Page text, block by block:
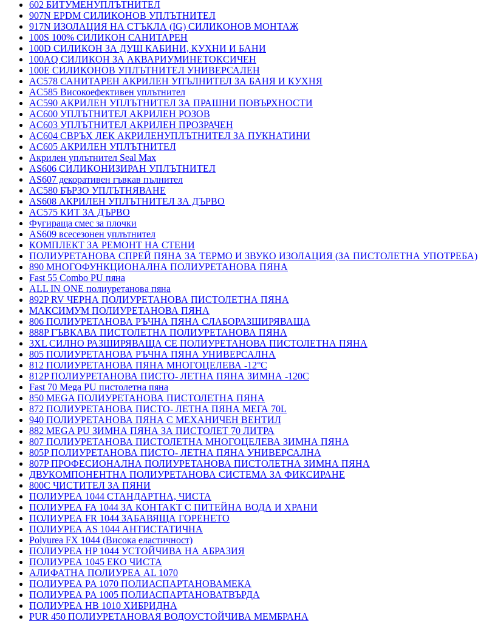
602 БИТУМЕНУПЛЪТНИТЕЛ
907N EPDM СИЛИКОНОВ УПЛЪТНИТЕЛ
917N ИЗОЛАЦИЯ НА СТЪКЛА (IG) СИЛИКОНОВ МОНТАЖ
100S 100% СИЛИКОН САНИТАРЕН
100D СИЛИКОН ЗА ДУШ КАБИНИ, КУХНИ И БАНИ
100AQ СИЛИКОН ЗА АКВАРИУМИНЕТОКСИЧЕН
100E СИЛИКОНОВ УПЛЪТНИТЕЛ УНИВЕРСАЛЕН
AC578 САНИТАРЕН АКРИЛЕН УПЪЛНИТЕЛ ЗА БАНЯ И КУХНЯ
AC585 Високоефективен уплътнител
AC590 АКРИЛЕН УПЛЪТНИТЕЛ ЗА ПРАШНИ ПОВЪРХНОСТИ
AC600 УПЛЪТНИТЕЛ АКРИЛЕН РОЗОВ
AC603 УПЛЪТНИТЕЛ АКРИЛЕН ПРОЗРАЧЕН
AC604 СВРЪХ ЛЕК АКРИЛЕНУПЛЪТНИТЕЛ ЗА ПУКНАТИНИ
AC605 АКРИЛЕН УПЛЪТНИТЕЛ
Акрилен уплътнител Seal Max
AS606 СИЛИКОНИЗИРАН УПЛЪТНИТЕЛ
AS607 декоративен гъвкав пълнител
AC580 БЪРЗО УПЛЪТНЯВАНЕ
AS608 АКРИЛЕН УПЛЪТНИТЕЛ ЗА ДЪРВО
AC575 КИТ ЗА ДЪРВО
Фугираща смес за плочки
AS609 всесезонен уплътнител
КОМПЛЕКТ ЗА РЕМОНТ НА СТЕНИ
ПОЛИУРЕТАНОВА СПРЕЙ ПЯНА ЗА ТЕРМО И ЗВУКО ИЗОЛАЦИЯ (ЗА ПИСТОЛЕТНА УПОТРЕБА)
890 МНОГОФУНКЦИОНАЛНА ПОЛИУРЕТАНОВА ПЯНА
Fast 55 Combo PU пяна
ALL IN ONE полиуретанова пяна
892P RV ЧЕРНА ПОЛИУРЕТАНОВА ПИСТОЛЕТНА ПЯНА
МАКСИМУМ ПОЛИУРЕТАНОВА ПЯНА
806 ПОЛИУРЕТАНОВА РЪЧНА ПЯНА СЛАБОРАЗШИРЯВАЩА
888P ГЪВКАВА ПИСТОЛЕТНА ПОЛИУРЕТАНОВА ПЯНА
3XL СИЛНО РАЗШИРЯВАЩА СЕ ПОЛИУРЕТАНОВА ПИСТОЛЕТНА ПЯНА
805 ПОЛИУРЕТАНОВА РЪЧНА ПЯНА УНИВЕРСАЛНА
812 ПОЛИУРЕТАНОВА ПЯНА МНОГОЦЕЛЕВА -12°C
812P ПОЛИУРЕТАНОВА ПИСТО- ЛЕТНА ПЯНА ЗИМНА -120С
Fast 70 Mega PU пистолетна пяна
850 MEGA ПОЛИУРЕТАНОВА ПИСТОЛЕТНА ПЯНА
872 ПОЛИУРЕТАНОВА ПИСТО- ЛЕТНА ПЯНА МЕГА 70L
940 ПОЛИУРЕТАНОВА ПЯНА С МЕХАНИЧЕН ВЕНТИЛ
882 MEGA PU ЗИМНА ПЯНА ЗА ПИСТОЛЕТ 70 ЛИТРА
807 ПОЛИУРЕТАНОВА ПИСТОЛЕТНА МНОГОЦЕЛЕВА ЗИМНА ПЯНА
805P ПОЛИУРЕТАНОВА ПИСТО- ЛЕТНА ПЯНА УНИВЕРСАЛНА
807P ПРОФЕСИОНАЛНА ПОЛИУРЕТАНОВА ПИСТОЛЕТНА ЗИМНА ПЯНА
ДВУКОМПОНЕНТНА ПОЛИУРЕТАНОВА СИСТЕМА ЗА ФИКСИРАНЕ
800C ЧИСТИТЕЛ ЗА ПЯНИ
ПОЛИУРЕА 1044 СТАНДАРТНА, ЧИСТА
ПОЛИУРЕА FA 1044 ЗА КОНТАКТ С ПИТЕЙНА ВОДА И ХРАНИ
ПОЛИУРЕА FR 1044 ЗАБАВЯЩА ГОРЕНЕТО
ПОЛИУРЕА AS 1044 АНТИСТАТИЧНА
Polyurea FX 1044 (Висока еластичност)
ПОЛИУРЕА HP 1044 УСТОЙЧИВА НА АБРАЗИЯ
ПОЛИУРЕА 1045 ЕКО ЧИСТА
АЛИФАТНА ПОЛИУРЕА AL 1070
ПОЛИУРЕА PA 1070 ПОЛИАСПАРТАНОВАМЕКА
ПОЛИУРЕА PA 1005 ПОЛИАСПАРТАНОВАТВЪРДА
ПОЛИУРЕА HB 1010 ХИБРИДНА
PUR 450 ПОЛИУРЕТАНОВАЯ ВОДОУСТОЙЧИВА МЕМБРАНА